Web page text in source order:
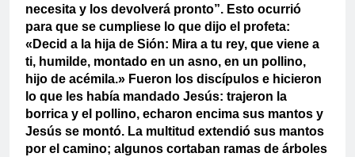
necesita y los devolverá pronto”. Esto ocurrió
para que se cumpliese lo que dijo el profeta:
«Decid a la hija de Sión: Mira a tu rey, que viene a
ti, humilde, montado en un asno, en un pollino,
hijo de acémila.» Fueron los discípulos e hicieron
lo que les había mandado Jesús: trajeron la
borrica y el pollino, echaron encima sus mantos y
Jesús se montó. La multitud extendió sus mantos
por el camino; algunos cortaban ramas de árboles